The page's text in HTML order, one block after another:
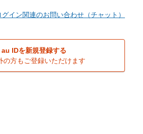
グイン関連のお問い合わせ（チャット）
au IDを新規登録する
の方もご登録いただけます